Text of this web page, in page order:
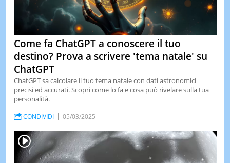
Come fa ChatGPT a conoscere il tuo
destino? Prova a scrivere 'tema natale' su
ChatGPT
ChatGPT sa calcolare il tuo tema natale con dati astronomici
precisi ed accurati. Scopri come lo fa e cosa può rivelare sulla tua
personalità.
CONDIVIDI 05/03/2025